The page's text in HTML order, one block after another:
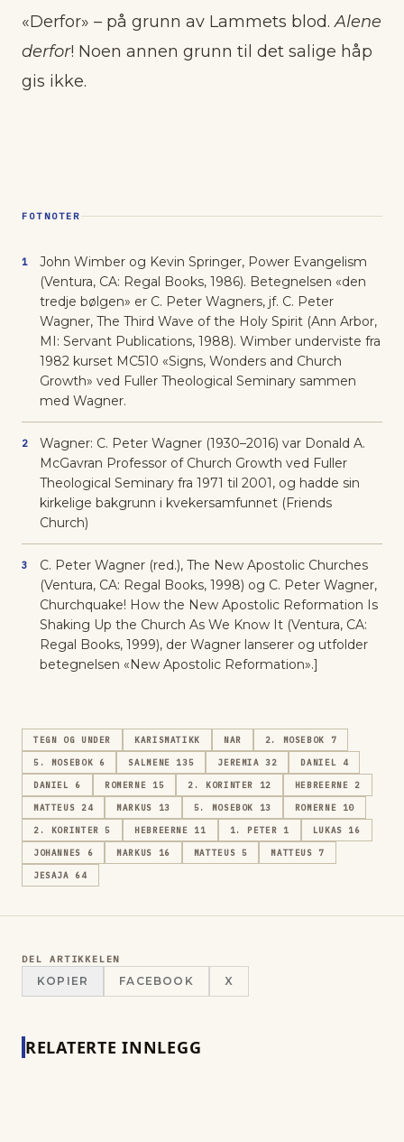
«Derfor» – på grunn av Lammets blod.Alene
derfor! Noen annen grunn til det salige håp
gis ikke.
FOTNOTER
1
John Wimber og Kevin Springer, Power Evangelism
(Ventura, CA: Regal Books, 1986). Betegnelsen «den
tredje bølgen» er C. Peter Wagners, jf. C. Peter
Wagner, The Third Wave of the Holy Spirit (Ann Arbor,
MI: Servant Publications, 1988). Wimber underviste fra
1982 kurset MC510 «Signs, Wonders and Church
Growth» ved Fuller Theological Seminary sammen
med Wagner.
2
Wagner: C. Peter Wagner (1930–2016) var Donald A.
McGavran Professor of Church Growth ved Fuller
Theological Seminary fra 1971 til 2001, og hadde sin
kirkelige bakgrunn i kvekersamfunnet (Friends
Church)
3
C. Peter Wagner (red.), The New Apostolic Churches
(Ventura, CA: Regal Books, 1998) og C. Peter Wagner,
Churchquake! How the New Apostolic Reformation Is
Shaking Up the Church As We Know It (Ventura, CA:
Regal Books, 1999), der Wagner lanserer og utfolder
betegnelsen «New Apostolic Reformation».]
TEGN OG UNDER KARISMATIKK NAR 2. MOSEBOK 7
5. MOSEBOK 6 SALMENE 135 JEREMIA 32 DANIEL 4
DANIEL 6 ROMERNE 15 2. KORINTER 12 HEBREERNE 2
MATTEUS 24 MARKUS 13 5. MOSEBOK 13 ROMERNE 10
2. KORINTER 5 HEBREERNE 11 1. PETER 1 LUKAS 16
JOHANNES 6 MARKUS 16 MATTEUS 5 MATTEUS 7
JESAJA 64
DEL ARTIKKELEN
KOPIER FACEBOOK X
RELATERTE INNLEGG